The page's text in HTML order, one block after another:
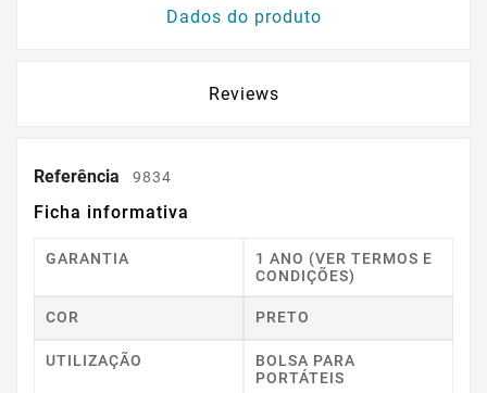
Dados do produto
Reviews
Referência 9834
Ficha informativa
GARANTIA
1 ANO (VER TERMOS E
CONDIÇÕES)
COR PRETO
UTILIZAÇÃO
BOLSA PARA
PORTÁTEIS